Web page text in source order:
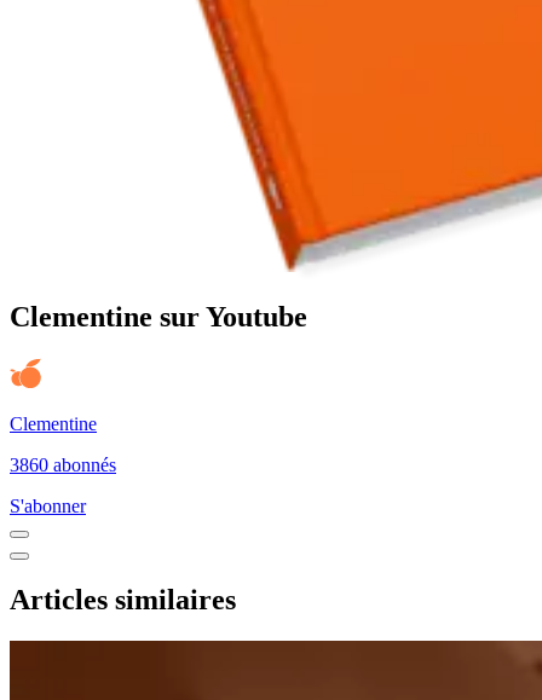
Clementine sur Youtube
Clementine
3860 abonnés
S'abonner
Articles similaires